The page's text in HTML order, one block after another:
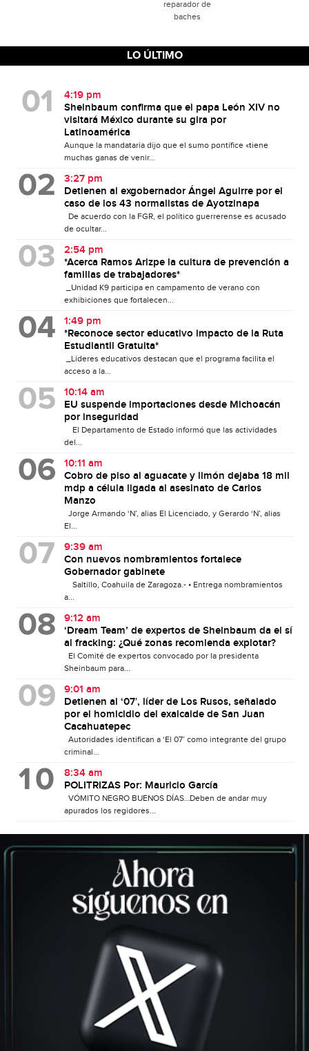
reparador de
baches
LO ÚLTIMO
4:19 pm
Sheinbaum confirma que el papa León XIV no
visitará México durante su gira por
Latinoamérica
Aunque la mandataria dijo que el sumo pontífice «tiene
muchas ganas de venir...
3:27 pm
Detienen al exgobernador Ángel Aguirre por el
caso de los 43 normalistas de Ayotzinapa
De acuerdo con la FGR, el político guerrerense es acusado
de ocultar...
2:54 pm
*Acerca Ramos Arizpe la cultura de prevención a
familias de trabajadores*
_Unidad K9 participa en campamento de verano con
exhibiciones que fortalecen...
1:49 pm
*Reconoce sector educativo impacto de la Ruta
Estudiantil Gratuita*
_Líderes educativos destacan que el programa facilita el
acceso a la...
10:14 am
EU suspende importaciones desde Michoacán
por inseguridad
El Departamento de Estado informó que las actividades
del...
10:11 am
Cobro de piso al aguacate y limón dejaba 18 mil
mdp a célula ligada al asesinato de Carlos
Manzo
Jorge Armando ‘N’, alias El Licenciado, y Gerardo ‘N’, alias
El...
9:39 am
Con nuevos nombramientos fortalece
Gobernador gabinete
Saltillo, Coahuila de Zaragoza.- • Entrega nombramientos
a...
9:12 am
‘Dream Team’ de expertos de Sheinbaum da el sí
al fracking: ¿Qué zonas recomienda explotar?
El Comité de expertos convocado por la presidenta
Sheinbaum para...
9:01 am
Detienen al ‘07′, líder de Los Rusos, señalado
por el homicidio del exalcalde de San Juan
Cacahuatepec
Autoridades identifican a ‘El 07’ como integrante del grupo
criminal...
8:34 am
POLITRIZAS Por: Mauricio García
VÓMITO NEGRO BUENOS DÍAS…Deben de andar muy
apurados los regidores...